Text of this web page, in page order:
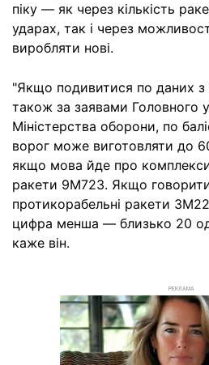
піку — як через кількість
ударах, так і через
виробляти нові.
"Якщо подивитися по даних з
також за заявами Головного
Міністерства оборони, по
ворог може виготовляти до
якщо мова йде про
ракети 9М723. Якщо говорити
протикорабельні ракети
цифра менша — близько 20
каже він.
РЕКЛАМА